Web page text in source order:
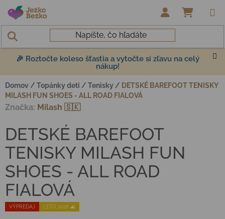
Prejsť na obsah
🎉 Roztočte koleso šťastia a vytočte si zľavu na celý
nákup!
Domov / Topánky deti / Tenisky / DETSKÉ BAREFOOT TENISKY
MILASH FUN SHOES - ALL ROAD FIALOVÁ
VÝPREDAJ LETO 2026 🌊
DETSKÉ BAREFOOT
TENISKY MILASH FUN
SHOES - ALL ROAD
FIALOVÁ
Značka: Milash 🇸🇰